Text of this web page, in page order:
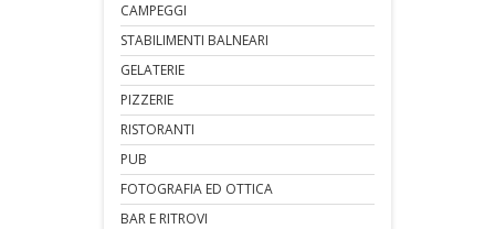
CAMPEGGI
STABILIMENTI BALNEARI
GELATERIE
PIZZERIE
RISTORANTI
PUB
FOTOGRAFIA ED OTTICA
BAR E RITROVI